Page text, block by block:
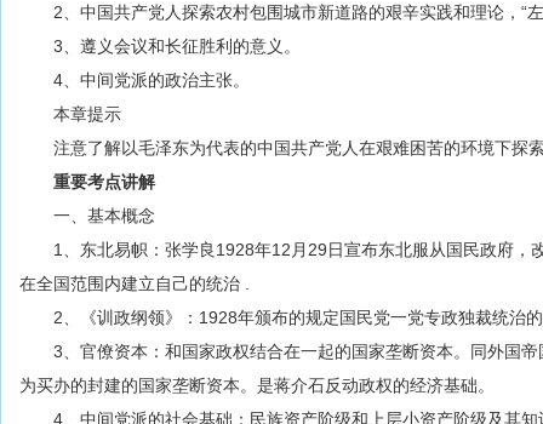
2、中国共产党人探索农村包围城市新道路的艰辛实践和理论，“
3、遵义会议和长征胜利的意义。
4、中间党派的政治主张。
本章提示
注意了解以毛泽东为代表的中国共产党人在艰难困苦的环境下探
重要考点讲解
一、基本概念
1、东北易帜：张学良1928年12月29日宣布东北服从国民政府，
在全国范围内建立自己的统治 .
2、《训政纲领》：1928年颁布的规定国民党一党专政独裁统治
3、官僚资本：和国家政权结合在一起的国家垄断资本。同外国帝
为买办的封建的国家垄断资本。是蒋介石反动政权的经济基础。
4、中间党派的社会基础：民族资产阶级和上层小资产阶级及其知